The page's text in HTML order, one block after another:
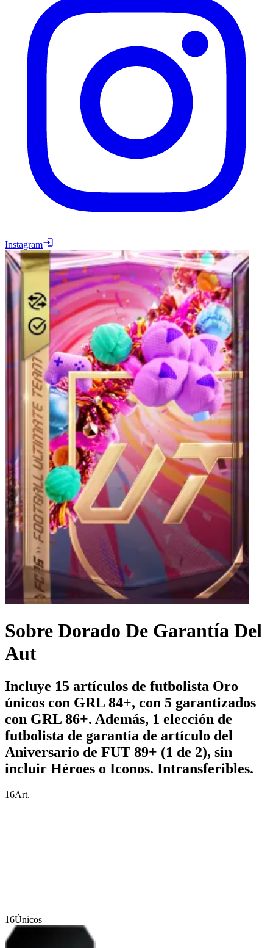
Instagram
Sobre Dorado De Garantía Del
Aut
Incluye 15 artículos de futbolista Oro
únicos con GRL 84+, con 5 garantizados
con GRL 86+. Además, 1 elección de
futbolista de garantía de artículo del
Aniversario de FUT 89+ (1 de 2), sin
incluir Héroes o Iconos. Intransferibles.
16Art.
16Únicos